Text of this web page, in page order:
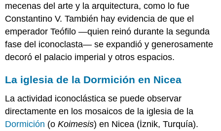
mecenas del arte y la arquitectura, como lo fue
Constantino V. También hay evidencia de que el
emperador Teófilo —quien reinó durante la segunda
fase del iconoclasta— se expandió y generosamente
decoró el palacio imperial y otros espacios.
La iglesia de la Dormición en Nicea
La actividad iconoclástica se puede observar
directamente en los mosaicos de la iglesia de la
Dormición (oKoimesis) en Nicea (İznik, Turquía).